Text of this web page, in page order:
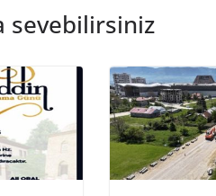
sevebilirsiniz